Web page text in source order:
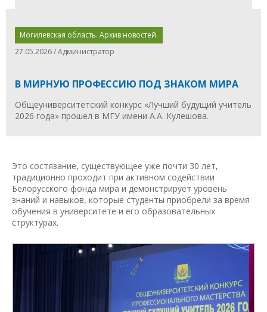
Могилевская область. Архив новостей.
27.05.2026 / Администратор
В МИРНУЮ ПРОФЕССИЮ ПОД ЗНАКОМ МИРА
Общеуниверситетский конкурс «Лучший будущий учитель
2026 года» прошел в МГУ имени А.А. Кулешова.
Это состязание, существующее уже почти 30 лет,
традиционно проходит при активном содействии
Белорусского фонда мира и демонстрирует уровень
знаний и навыков, которые студенты приобрели за время
обучения в университете и его образовательных
структурах.